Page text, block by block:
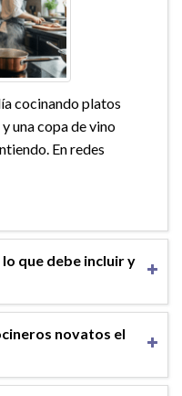
cocinando platos
una copa de vino
En redes
que debe incluir y
novatos el